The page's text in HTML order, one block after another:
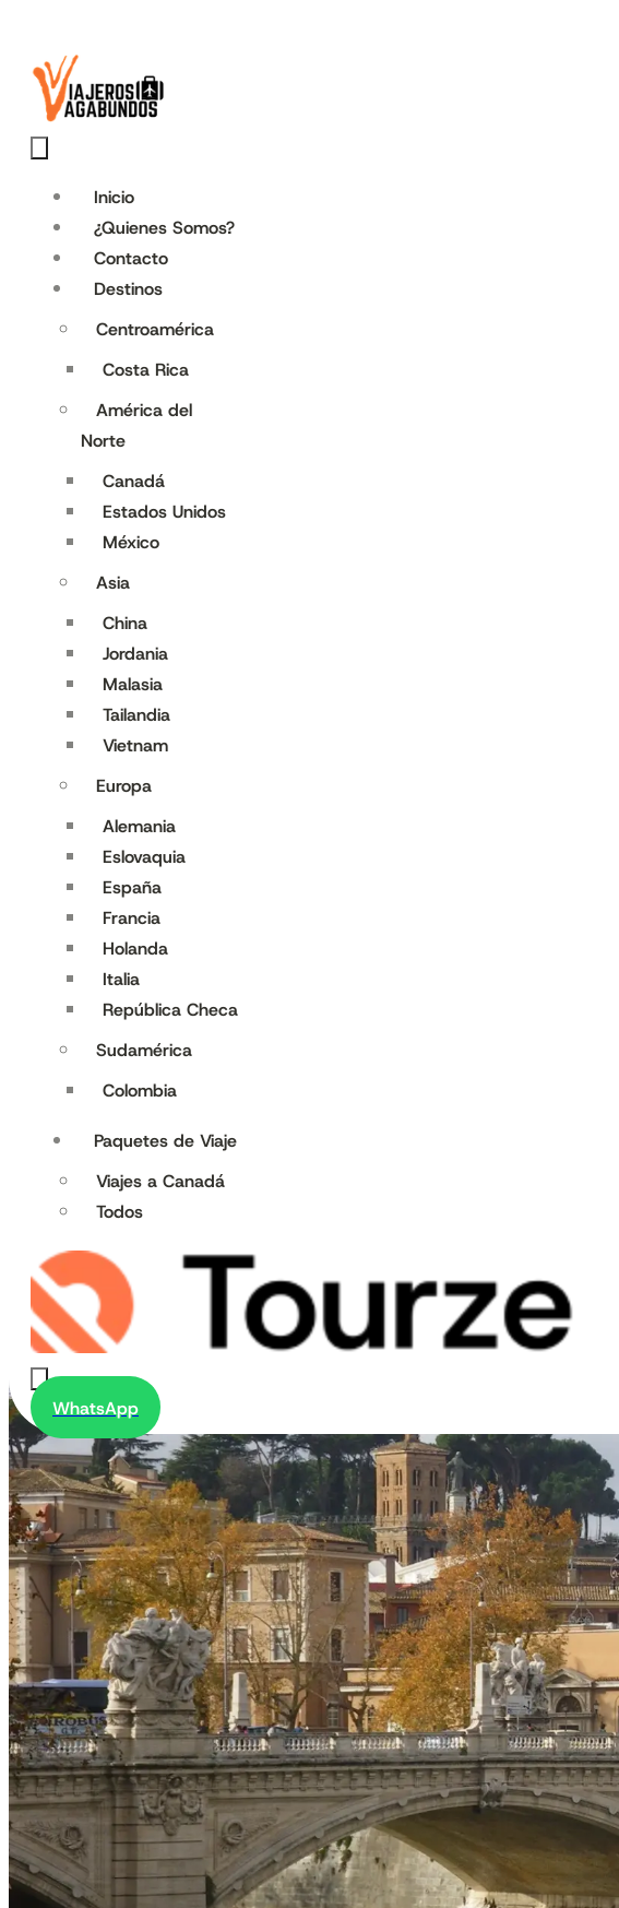
Inicio
¿Quienes Somos?
Contacto
Destinos
Centroamérica
Costa Rica
América del
Norte
Canadá
Estados Unidos
México
Asia
China
Jordania
Malasia
Tailandia
Vietnam
Europa
Alemania
Eslovaquia
España
Francia
Holanda
Italia
República Checa
Sudamérica
Colombia
Paquetes de Viaje
Viajes a Canadá
Todos
WhatsApp